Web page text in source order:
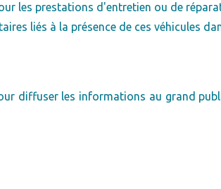
les prestations d'entretien ou de
liés à la présence de ces véhicules
diffuser les informations au grand